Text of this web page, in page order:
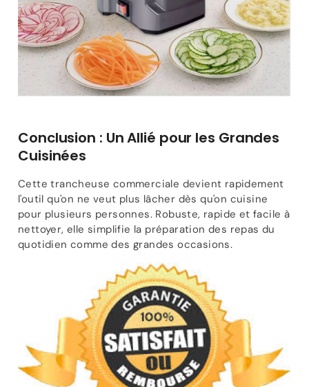
Conclusion : Un Allié pour les Grandes
Cuisinées
Cette trancheuse commerciale devient rapidement
l'outil qu'on ne veut plus lâcher dès qu'on cuisine
pour plusieurs personnes. Robuste, rapide et facile à
nettoyer, elle simplifie la préparation des repas du
quotidien comme des grandes occasions.